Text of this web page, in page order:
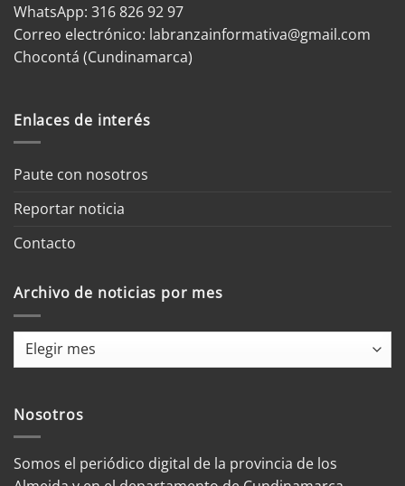
WhatsApp: 316 826 92 97
Correo electrónico: labranzainformativa@gmail.com
Chocontá (Cundinamarca)
Enlaces de interés
Paute con nosotros
Reportar noticia
Contacto
Archivo de noticias por mes
Archivo
mes
Nosotros
Somos el periódico digital de la provincia de los